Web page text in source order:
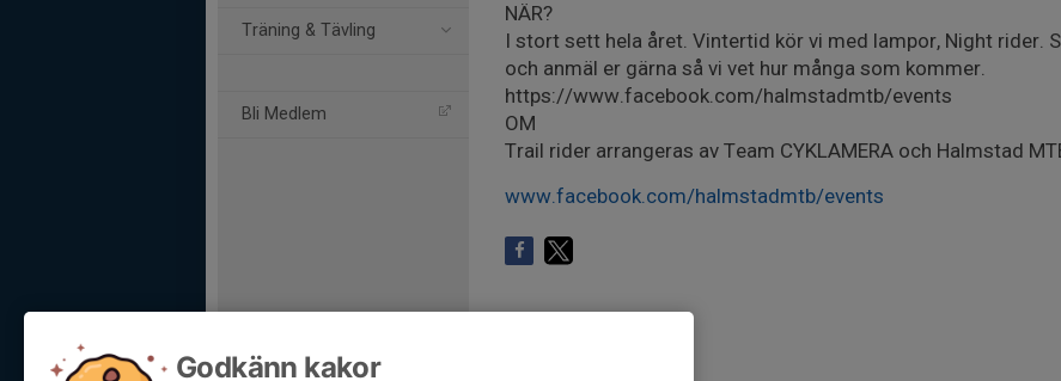
Träning & Tävling
Bli Medlem
NÄR?
I stort sett hela året. Vintertid kör vi med lampor, Night rider.
och anmäl er gärna så vi vet hur många som kommer.
https://www.facebook.com/halmstadmtb/events
OM
Trail rider arrangeras av Team CYKLAMERA och Halmstad
www.facebook.com/halmstadmtb/events
Godkänn kakor